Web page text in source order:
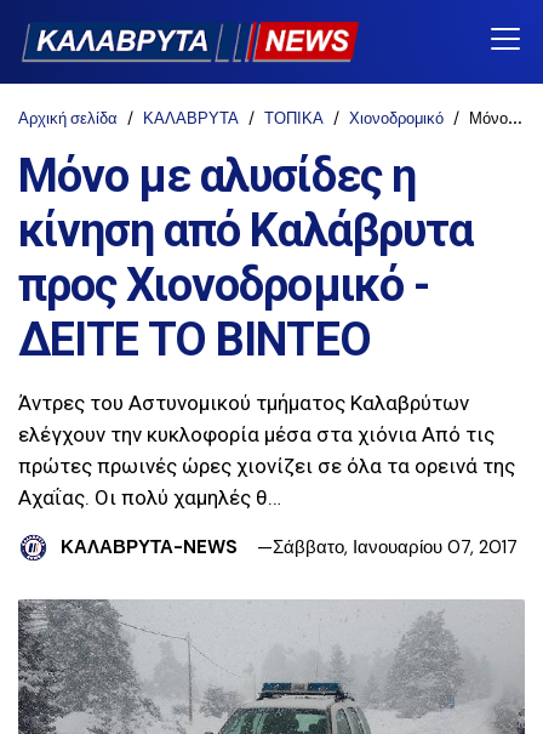
Αρχική σελίδα ΚΑΛΑΒΡΥΤΑ ΤΟΠΙΚΑ Χιονοδρομικό Μόνο με αλυσίδες η κίνηση από Καλάβρυτα προς Χιονοδρομικό - ΔΕΙΤΕ ΤΟ ΒΙΝΤΕΟ
Μόνο με αλυσίδες η
κίνηση από Καλάβρυτα
προς Χιονοδρομικό -
ΔΕΙΤΕ ΤΟ ΒΙΝΤΕΟ
Άντρες του Αστυνομικού τμήματος Καλαβρύτων
ελέγχουν την κυκλοφορία μέσα στα χιόνια Από τις
πρώτες πρωινές ώρες χιονίζει σε όλα τα ορεινά της
Αχαΐας. Οι πολύ χαμηλές θ…
ΚΑΛΑΒΡΥΤΑ-NEWS Σάββατο, Ιανουαρίου 07, 2017